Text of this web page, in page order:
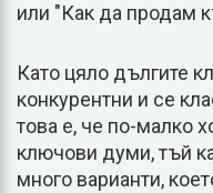
или "Как да продам
Като цяло дългите
конкурентни и се
това е, че по-малко
ключови думи, тъй
много варианти,